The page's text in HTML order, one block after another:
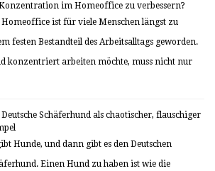
im Homeoffice zu verbessern?
Homeoffice ist für viele Menschen längst zu
festen Bestandteil des Arbeitsalltags geworden.
konzentriert arbeiten möchte, muss nicht nur
Schäferhund als chaotischer, flauschiger
Hunde, und dann gibt es den Deutschen
Einen Hund zu haben ist wie die